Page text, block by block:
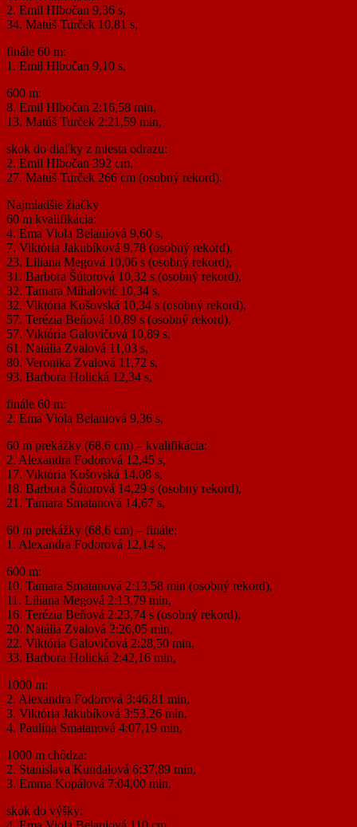
2. Emil Hlbočan 9,36 s,
34. Matúš Turček 10,81 s,
finále 60 m:
1. Emil Hlbočan 9,10 s,
600 m:
8. Emil Hlbočan 2:16,58 min,
13. Matúš Turček 2:21,59 min,
skok do diaľky z miesta odrazu:
2. Emil Hlbočan 392 cm,
27. Matúš Turček 266 cm (osobný rekord).
Najmladšie žiačky
60 m kvalifikácia:
4. Ema Viola Belaniová 9,60 s,
7. Viktória Jakubíková 9,78 (osobný rekord),
23. Liliana Megová 10,06 s (osobný rekord),
31. Barbora Šútorová 10,32 s (osobný rekord),
32. Tamara Mihalovič 10,34 s,
32. Viktória Košovská 10,34 s (osobný rekord),
57. Terézia Beňová 10,89 s (osobný rekord),
57. Viktória Galovičová 10,89 s,
61. Natália Zvalová 11,03 s,
80. Veronika Zvalová 11,72 s,
93. Barbora Holická 12,34 s,
finále 60 m:
2. Ema Viola Belaniová 9,36 s,
60 m prekážky (68,6 cm) – kvalifikácia:
2. Alexandra Fodorová 12,45 s,
17. Viktória Košovská 14,08 s,
18. Barbora Šútorová 14,29 s (osobný rekord),
21. Tamara Smatanová 14,67 s,
60 m prekážky (68,6 cm) – finále:
1. Alexandra Fodorová 12,14 s,
600 m:
10. Tamara Smatanová 2:13,58 min (osobný rekord),
11. Liliana Megová 2:13,79 min,
16. Terézia Beňová 2:23,74 s (osobný rekord),
20. Natália Zvalová 2:26,05 min,
22. Viktória Galovičová 2:28,50 min,
33. Barbora Holická 2:42,16 min,
1000 m:
2. Alexandra Fodorová 3:46,81 min,
3. Viktória Jakubíková 3:53,26 min,
4. Paulína Smatanová 4:07,19 min,
1000 m chôdza:
2. Stanislava Kundalová 6:37,89 min,
3. Emma Kopálová 7:04,00 min,
skok do výšky: